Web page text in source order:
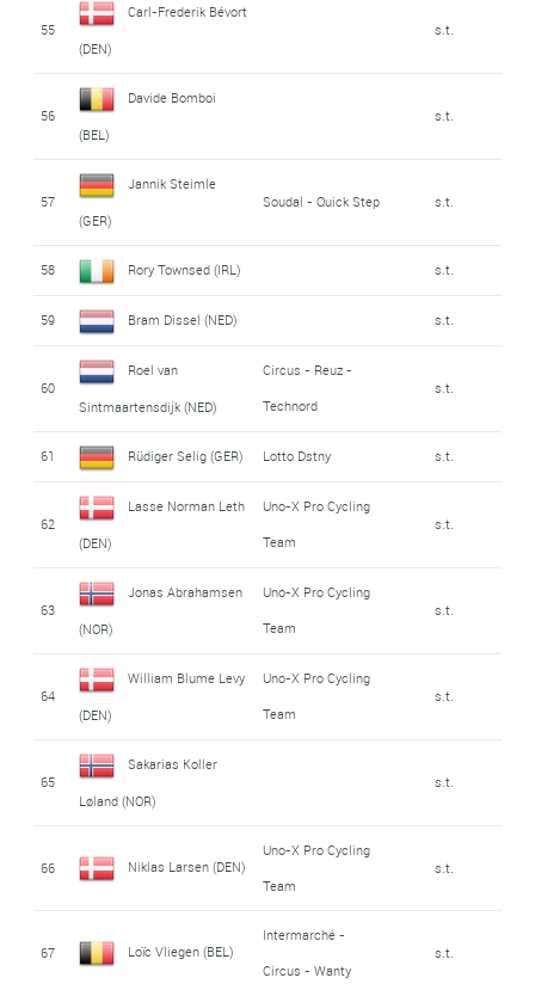
55
Carl-Frederik Bévort
(DEN)
s.t.
56
Davide Bomboi
(BEL)
s.t.
57
Jannik Steimle
(GER)
Soudal - Quick Step s.t.
58 Rory Townsed (IRL) s.t.
59 Bram Dissel (NED) s.t.
60
Roel van
Sintmaartensdijk (NED)
Circus - Reuz -
Technord
s.t.
61 Rüdiger Selig (GER) Lotto Dstny s.t.
62
Lasse Norman Leth
(DEN)
Uno-X Pro Cycling
Team
s.t.
63
Jonas Abrahamsen
(NOR)
Uno-X Pro Cycling
Team
s.t.
64
William Blume Levy
(DEN)
Uno-X Pro Cycling
Team
s.t.
65
Sakarias Koller
Løland (NOR)
s.t.
66 Niklas Larsen (DEN)
Uno-X Pro Cycling
Team
s.t.
67 Loïc Vliegen (BEL)
Intermarché -
Circus - Wanty
s.t.